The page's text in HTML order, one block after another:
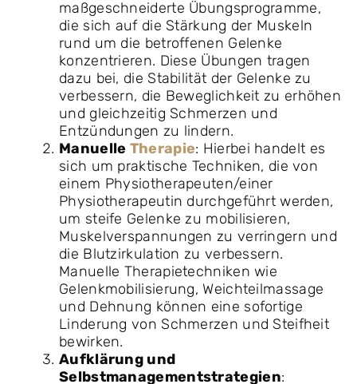
maßgeschneiderte Übungsprogramme,
die sich auf die Stärkung der Muskeln
rund um die betroffenen Gelenke
konzentrieren. Diese Übungen tragen
dazu bei, die Stabilität der Gelenke zu
verbessern, die Beweglichkeit zu erhöhen
und gleichzeitig Schmerzen und
Entzündungen zu lindern.
Manuelle Therapie: Hierbei handelt es
sich um praktische Techniken, die von
einem Physiotherapeuten/einer
Physiotherapeutin durchgeführt werden,
um steife Gelenke zu mobilisieren,
Muskelverspannungen zu verringern und
die Blutzirkulation zu verbessern.
Manuelle Therapietechniken wie
Gelenkmobilisierung, Weichteilmassage
und Dehnung können eine sofortige
Linderung von Schmerzen und Steifheit
bewirken.
Aufklärung und
Selbstmanagementstrategien: